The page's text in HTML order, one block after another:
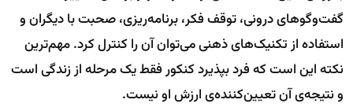
گفت‌وگوهای درونی، توقف فکر، برنامه‌ریزی، صحبت با دیگران و
استفاده از تکنیک‌های ذهنی می‌توان آن را کنترل کرد. مهم‌ترین
نکته این است که فرد بپذیرد کنکور فقط یک مرحله از زندگی است
و نتیجه‌ی آن تعیین‌کننده‌ی ارزش او نیست.